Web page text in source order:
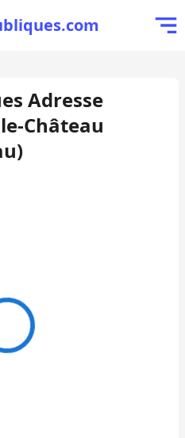
Adresse
Château